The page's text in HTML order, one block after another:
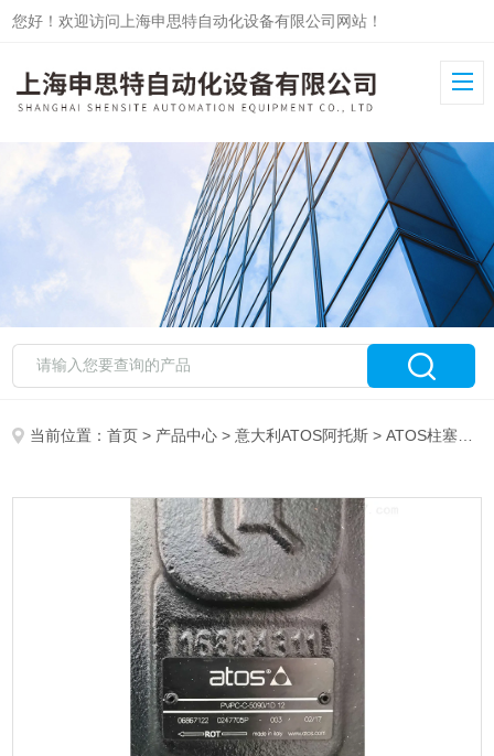
您好！欢迎访问上海申思特自动化设备有限公司网站！
当前位置：首页 > 产品中心 >意大利ATOS阿托斯 >ATOS柱塞泵